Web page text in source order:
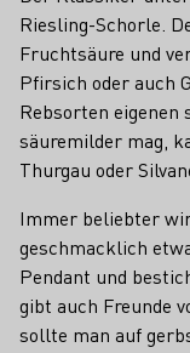
Riesling-Schorle.
Fruchtsäure und
Pfirsich oder auch
Rebsorten eigenen
säuremilder mag,
Thurgau oder
Immer beliebter
geschmacklich
Pendant und
gibt auch Freunde
sollte man auf